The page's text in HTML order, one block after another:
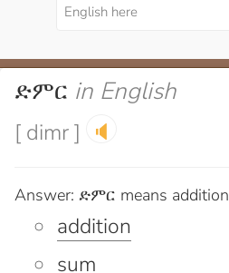
ድምር in English
[ dimr ] 🔈
Answer: ድምር means addition
addition
sum